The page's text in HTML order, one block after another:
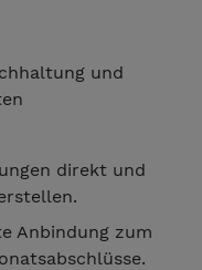
und
direkt und
Anbindung zum